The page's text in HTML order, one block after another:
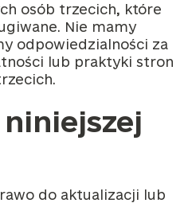
osób trzecich, które
Nie mamy
odpowiedzialności za
lub praktyki stron
do aktualizacji lub